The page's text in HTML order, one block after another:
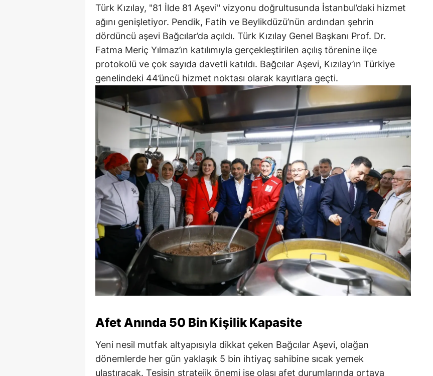
Türk Kızılay, "81 İlde 81 Aşevi" vizyonu doğrultusunda İstanbul’daki hizmet
ağını genişletiyor. Pendik, Fatih ve Beylikdüzü’nün ardından şehrin
dördüncü aşevi Bağcılar’da açıldı. Türk Kızılay Genel Başkanı Prof. Dr.
Fatma Meriç Yılmaz’ın katılımıyla gerçekleştirilen açılış törenine ilçe
protokolü ve çok sayıda davetli katıldı. Bağcılar Aşevi, Kızılay’ın Türkiye
genelindeki 44’üncü hizmet noktası olarak kayıtlara geçti.
Afet Anında 50 Bin Kişilik Kapasite
Yeni nesil mutfak altyapısıyla dikkat çeken Bağcılar Aşevi, olağan
dönemlerde her gün yaklaşık 5 bin ihtiyaç sahibine sıcak yemek
ulaştıracak. Tesisin stratejik önemi ise olası afet durumlarında ortaya